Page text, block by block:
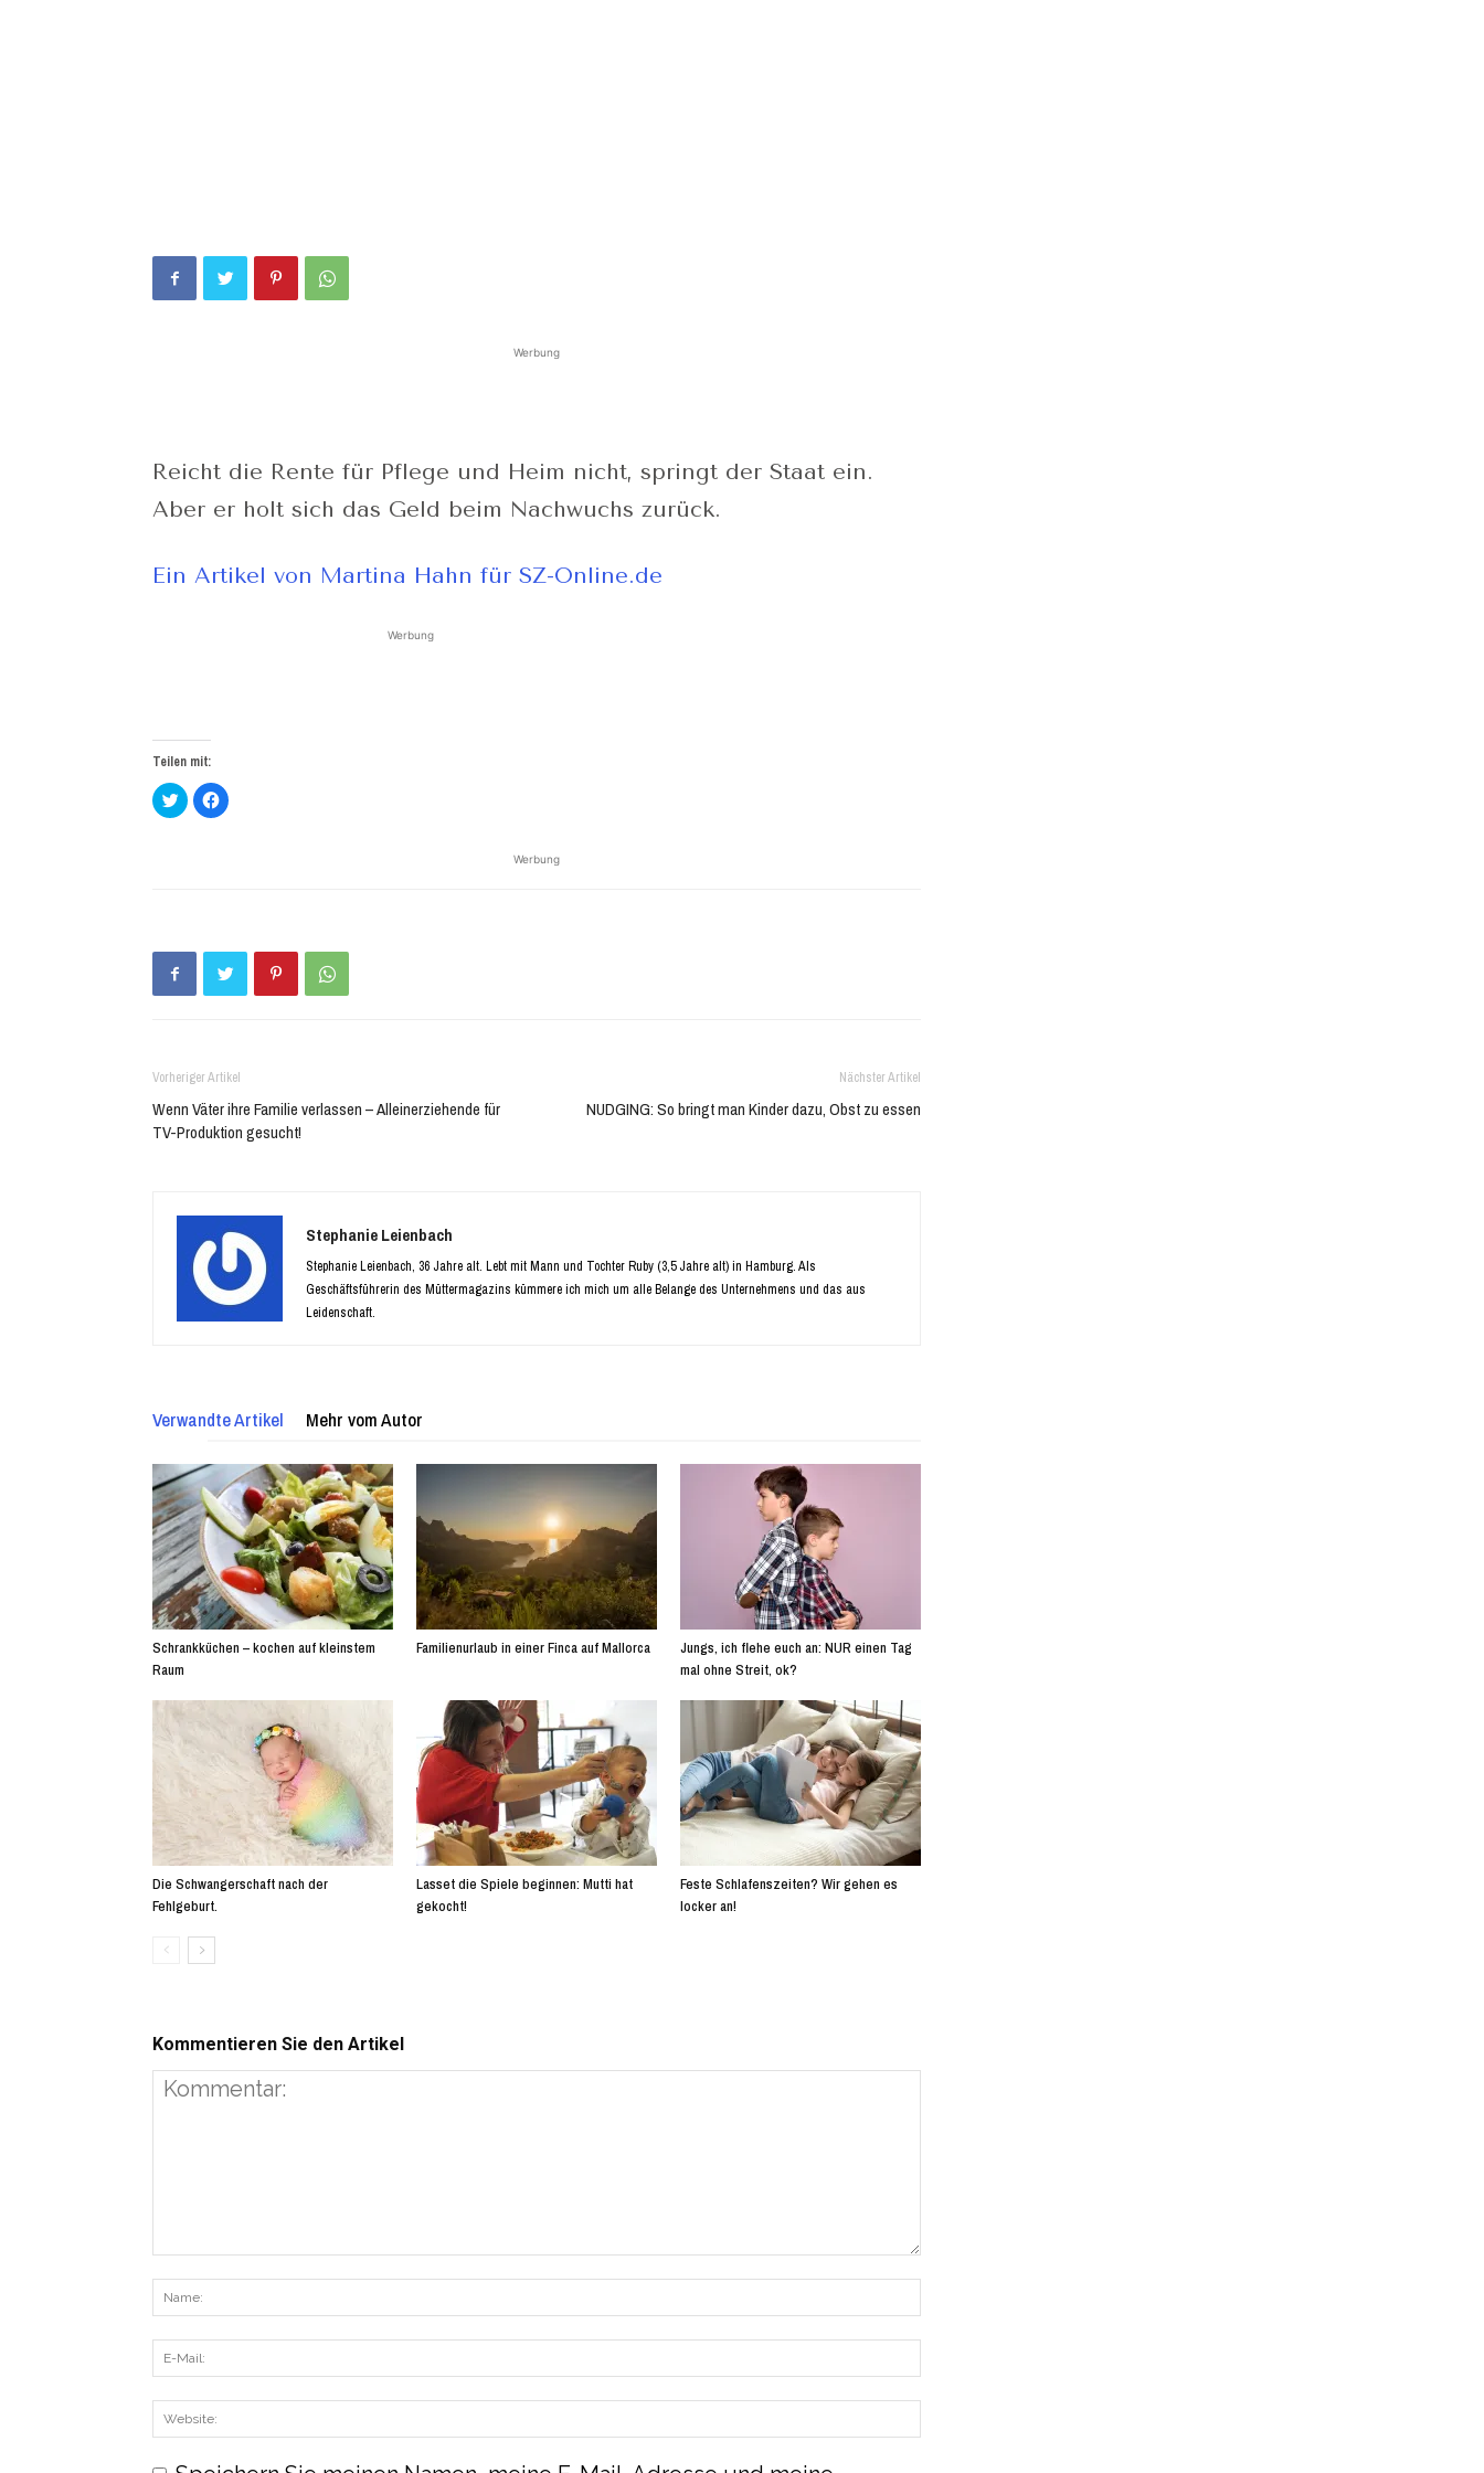
Werbung
Reicht die Rente für Pflege und Heim nicht, springt der Staat ein.
Aber er holt sich das Geld beim Nachwuchs zurück.
Ein Artikel von Martina Hahn für SZ-Online.de
Werbung
Teilen mit:
Klick,
um
über
Klick,
um
Werbung
Vorheriger Artikel
Wenn Väter ihre Familie verlassen – Alleinerziehende für
TV-Produktion gesucht!
Nächster Artikel
NUDGING: So bringt man Kinder dazu, Obst zu essen
Stephanie Leienbach
Stephanie Leienbach, 36 Jahre alt. Lebt mit Mann und Tochter Ruby (3,5 Jahre alt) in Hamburg. Als
Geschäftsführerin des Müttermagazins kümmere ich mich um alle Belange des Unternehmens und das aus
Leidenschaft.
Verwandte Artikel Mehr vom Autor
Schrankküchen – kochen auf kleinstem
Raum
Familienurlaub in einer Finca auf Mallorca
Jungs, ich flehe euch an: NUR einen Tag
mal ohne Streit, ok?
Die Schwangerschaft nach der
Fehlgeburt.
Lasset die Spiele beginnen: Mutti hat
gekocht!
Feste Schlafenszeiten? Wir gehen es
locker an!
Kommentieren Sie den Artikel